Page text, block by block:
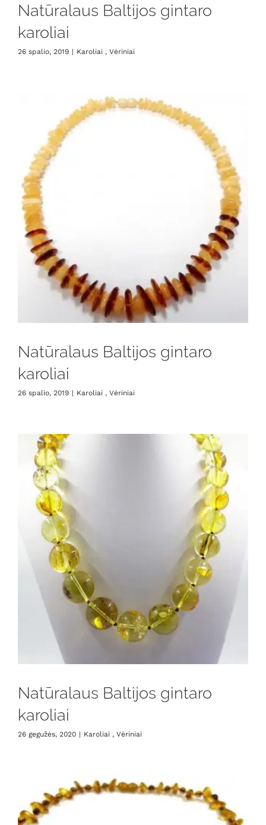
Natūralaus Baltijos gintaro
karoliai
26 spalio, 2019 | Karoliai , Vėriniai
Natūralaus Baltijos gintaro
karoliai
26 spalio, 2019 | Karoliai , Vėriniai
Natūralaus Baltijos gintaro
karoliai
26 gegužės, 2020 | Karoliai , Vėriniai